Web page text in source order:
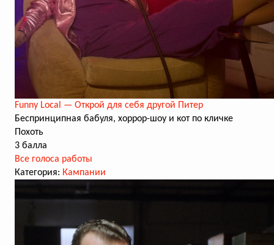
Funny Local — Открой для себя другой Питер
Беспринципная бабуля, хоррор-шоу и кот по кличке
Похоть
3 балла
Все голоса работы
Категория: Кампании